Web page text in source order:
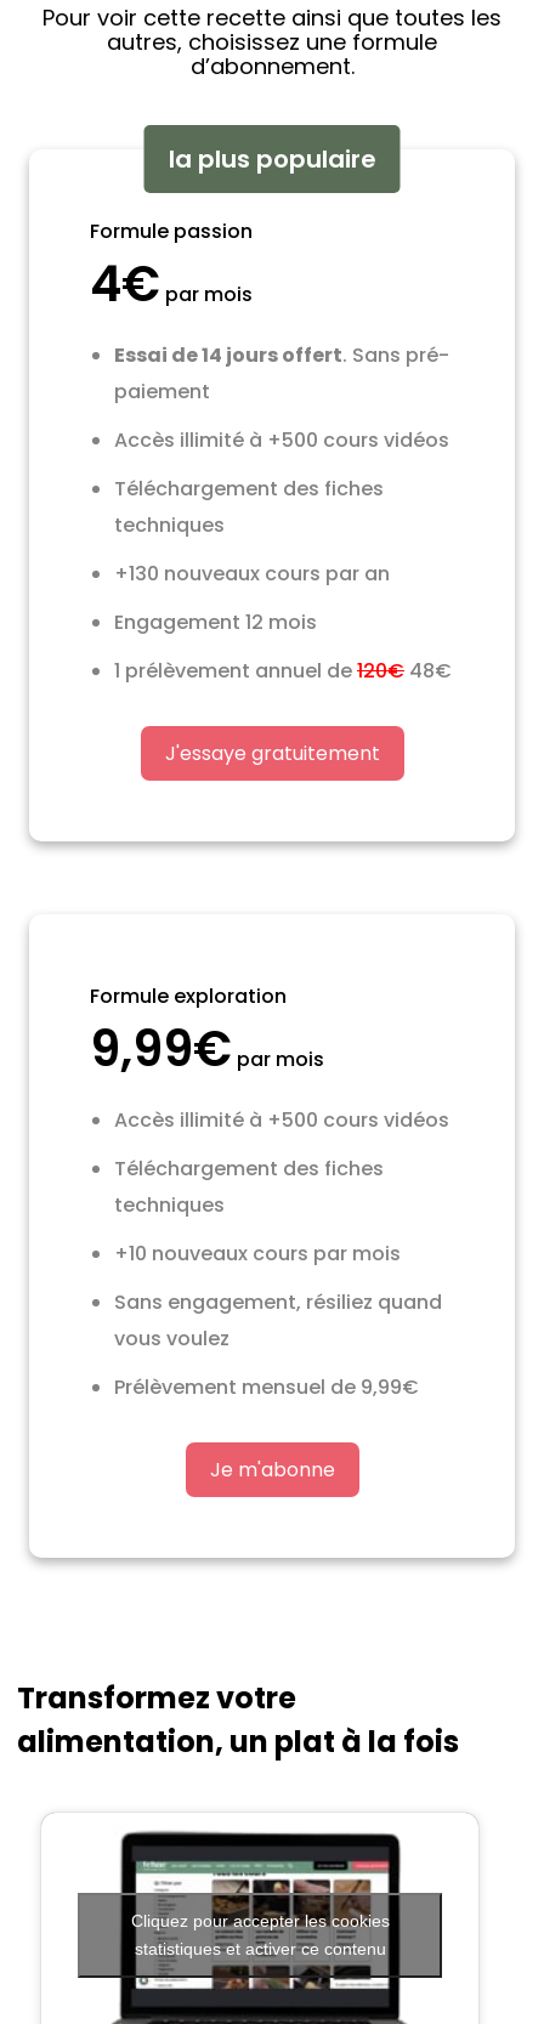
Pour voir cette recette ainsi que toutes les
autres, choisissez une formule
d’abonnement.
la plus populaire
Formule passion
4€ par mois
Essai de 14 jours offert. Sans pré-
paiement
Accès illimité à +500 cours vidéos
Téléchargement des fiches
techniques
+130 nouveaux cours par an
Engagement 12 mois
1 prélèvement annuel de120€ 48€
J'essaye gratuitement
Formule exploration
9,99€ par mois
Accès illimité à +500 cours vidéos
Téléchargement des fiches
techniques
+10 nouveaux cours par mois
Sans engagement, résiliez quand
vous voulez
Prélèvement mensuel de 9,99€
Je m'abonne
Transformez votre
alimentation, un plat à la fois
Cliquez pour accepter les cookies
statistiques et activer ce contenu